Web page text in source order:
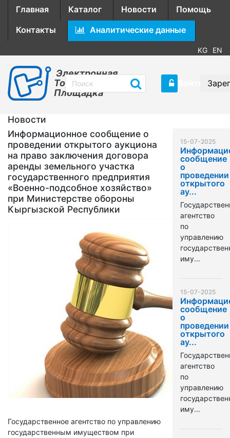
Главная Каталог Новости
Помощь
Контакты
Аналитические данные
KG EN
Электронная
Торговая
Площадка
Новости
Информационное сообщение о
проведении открытого аукциона
на право заключения договора
аренды земельного участка
государственного предприятия
«Военно-подсобное хозяйство»
при Министерстве обороны
Кыргызской Республики
Государственное агентство по управлению
государственным имуществом при
15-07-2025
сообщение
о
проведении
открытого
ау...
агентство
по
управлению
иму...
15-07-2025
сообщение
о
проведении
открытого
ау...
агентство
по
управлению
иму...